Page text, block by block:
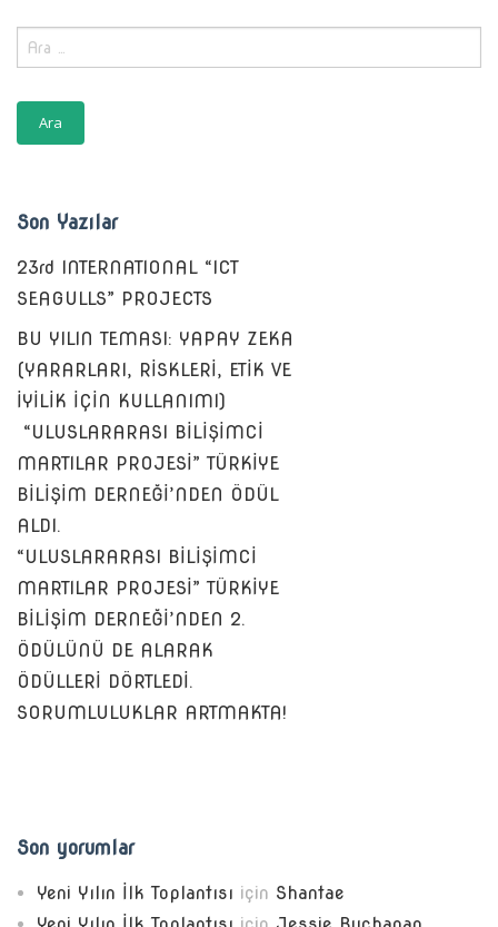
Arama:
Son Yazılar
23rd INTERNATIONAL “ICT
SEAGULLS” PROJECTS
BU YILIN TEMASI: YAPAY ZEKA
(YARARLARI, RİSKLERİ, ETİK VE
İYİLİK İÇİN KULLANIMI)
“ULUSLARARASI BİLİŞİMCİ
MARTILAR PROJESİ” TÜRKİYE
BİLİŞİM DERNEĞİ’NDEN ÖDÜL
ALDI.
“ULUSLARARASI BİLİŞİMCİ
MARTILAR PROJESİ” TÜRKİYE
BİLİŞİM DERNEĞİ’NDEN 2.
ÖDÜLÜNÜ DE ALARAK
ÖDÜLLERİ DÖRTLEDİ.
SORUMLULUKLAR ARTMAKTA!
Son yorumlar
Yeni Yılın İlk Toplantısı için Shantae